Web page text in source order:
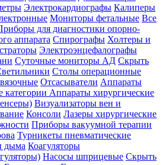
Электрокардиографы Калиперы
Мониторы фетальные Все
для диагностики опорно-
аппарата Спирографы Холтеры и
Электроэнцефалографы
Суточные мониторы АД Скрыть
Столы операционные
Отсасыватели Аппараты
категории Аппараты хирургические
Визуализаторы вен и
Консоли Лазеры хирургические
Приборы вакуумной терапии
Турникеты пневматические
дыма Коагуляторы
Насосы шприцевые Скрыть